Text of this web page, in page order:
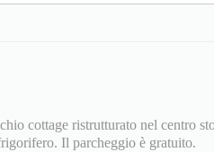
cottage ristrutturato nel centro
Il parcheggio è gratuito.